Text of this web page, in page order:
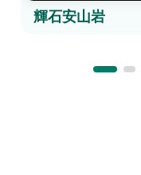
輝石安山岩